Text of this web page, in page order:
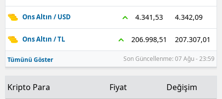
Ons Altın / USD 4.341,53 4.342,09
Ons Altın / TL 206.998,51 207.307,01
Tümünü Göster Son Güncellenme: 07 Ağu - 23:59
Kripto Para Fiyat Değişim